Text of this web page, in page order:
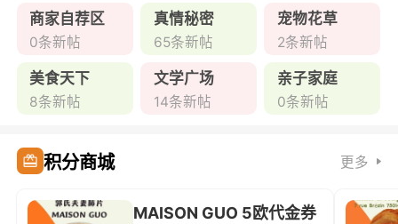
商家自荐区
0条新帖
真情秘密
65条新帖
宠物花草
2条新帖
美食天下
8条新帖
文学广场
14条新帖
亲子家庭
0条新帖
积分商城 更多
MAISON GUO 5欧代金券